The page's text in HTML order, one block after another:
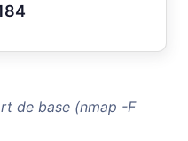
de base (nmap -F